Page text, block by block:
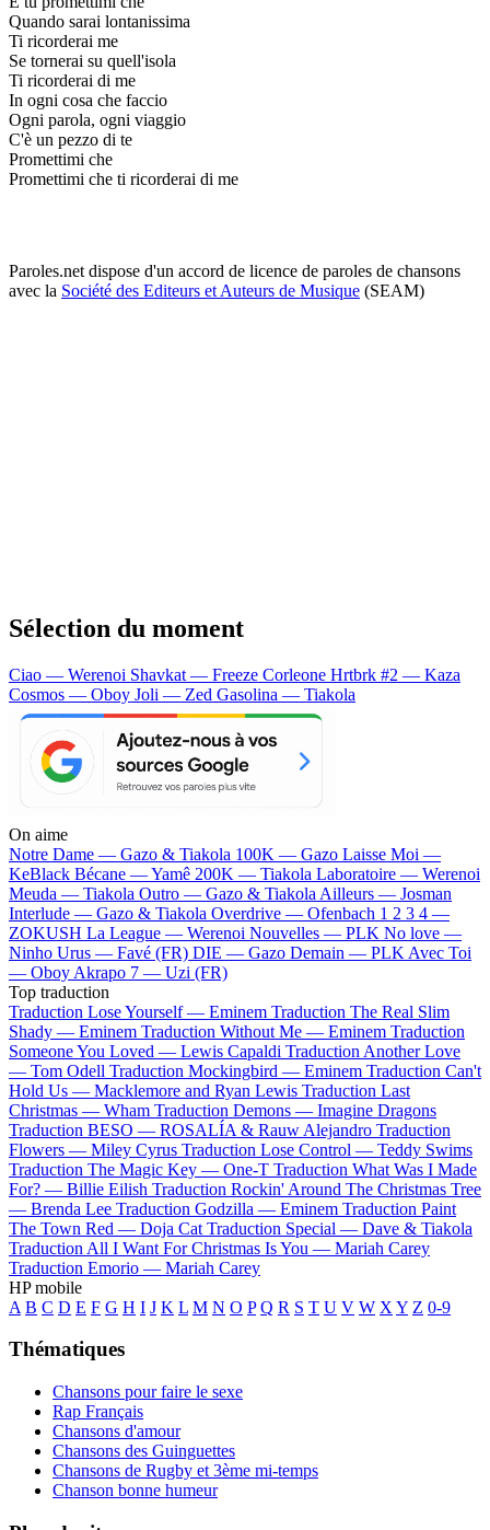
Quando sarai lontanissima
Ti ricorderai me
Se tornerai su quell'isola
Ti ricorderai di me
In ogni cosa che faccio
Ogni parola, ogni viaggio
C'è un pezzo di te
Promettimi che
Promettimi che ti ricorderai di me
Paroles.net dispose d'un accord de licence de paroles de chansons
avec la Société des Editeurs et Auteurs de Musique (SEAM)
Sélection du moment
Ciao — Werenoi Shavkat — Freeze Corleone Hrtbrk #2 — Kaza
Cosmos — Oboy Joli — Zed Gasolina — Tiakola
On aime
Notre Dame — Gazo & Tiakola 100K — Gazo Laisse Moi —
KeBlack Bécane —Yamê 200K — Tiakola Laboratoire — Werenoi
Meuda — Tiakola Outro — Gazo & Tiakola Ailleurs — Josman
Interlude — Gazo & Tiakola Overdrive — Ofenbach 1 2 3 4 —
ZOKUSH La League — Werenoi Nouvelles — PLK No love —
Ninho Urus — Favé (FR) DIE — Gazo Demain — PLK Avec Toi
— Oboy Akrapo 7 — Uzi (FR)
Top traduction
Traduction Lose Yourself — Eminem Traduction The Real Slim
Shady — Eminem Traduction Without Me — Eminem Traduction
Someone You Loved — Lewis Capaldi Traduction Another Love
— Tom Odell Traduction Mockingbird — Eminem Traduction Can't
Hold Us — Macklemore and Ryan Lewis Traduction Last
Christmas — Wham Traduction Demons — Imagine Dragons
Traduction BESO — ROSALÍA & Rauw Alejandro Traduction
Flowers — Miley Cyrus Traduction Lose Control — Teddy Swims
Traduction The Magic Key — One-T Traduction What Was I Made
For? — Billie Eilish Traduction Rockin' Around The Christmas Tree
— Brenda Lee Traduction Godzilla — Eminem Traduction Paint
The Town Red — Doja Cat Traduction Special — Dave & Tiakola
Traduction All I Want For Christmas Is You — Mariah Carey
Traduction Emorio — Mariah Carey
HP mobile
A B C D E F G H I J K L M N O P Q R S T U V W X Y Z 0-9
Thématiques
Chansons pour faire le sexe
Rap Français
Chansons d'amour
Chansons des Guinguettes
Chansons de Rugby et 3ème mi-temps
Chanson bonne humeur